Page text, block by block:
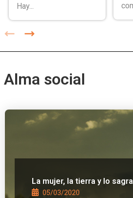
Hay...
Alma social
La mujer, la tierra y lo
05/03/2020